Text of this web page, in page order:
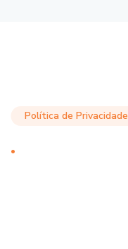
Política de Privacidade
.